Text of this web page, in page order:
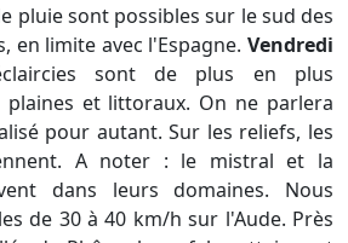
en limite avec l'Espagne. Vendredi
sont de plus en plus
plaines et littoraux. On ne parlera
pour autant. Sur les reliefs, les
A noter : le mistral et la
dans leurs domaines. Nous
de 30 à 40 km/h sur l'Aude. Près